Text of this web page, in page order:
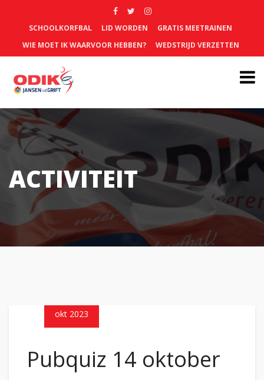
SCHOOLKORFBAL LID WORDEN
GRATIS MEETRAINEN
WIE MOET IK WAARVOOR HEBBEN?
WEDSTRIJD VERZETTEN
ACTIVITEIT
okt 2023
Pubquiz 14 oktober